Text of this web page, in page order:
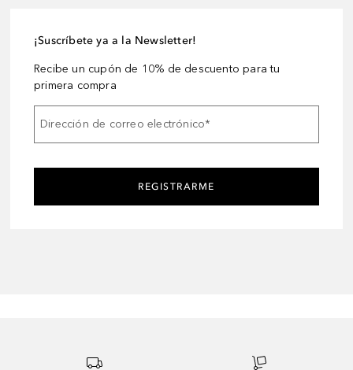
¡Suscríbete ya a la Newsletter!
Recibe un cupón de 10% de descuento para tu
primera compra
Dirección de correo electrónico*
REGISTRARME